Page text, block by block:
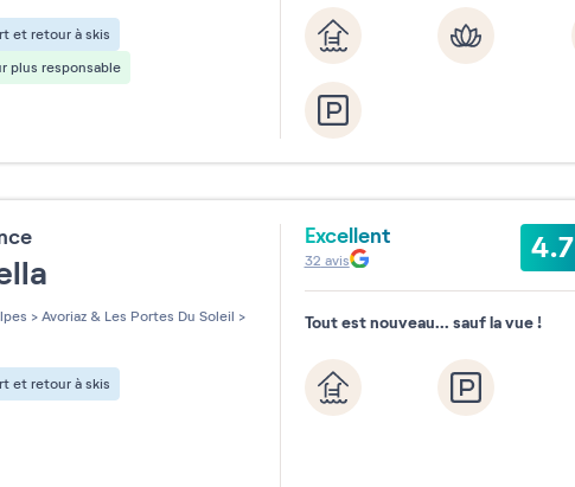
14
18 19 21
25 26
et retour à skis
plus responsable
> Avoriaz & Les Portes Du Soleil >
et retour à skis
Excellent 4.7
32 avis
Tout est nouveau... sauf la vue !